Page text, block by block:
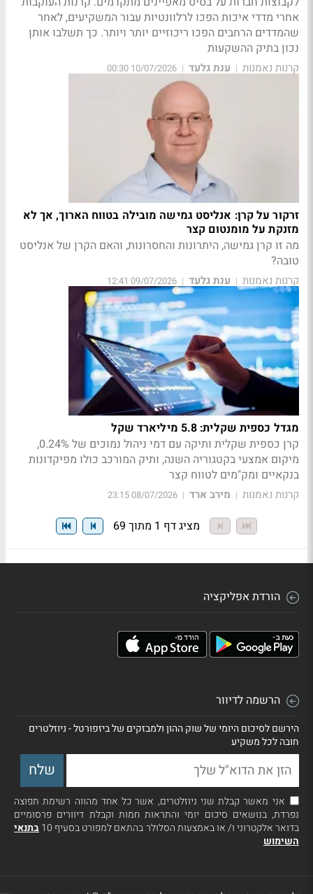
אחרי מדדי איכות הפכו לרלוונטיות עבור המשקיעים, לאחר
שהמדדים הרחבים הפכו ריכוזיים יותר ויותר. כך תשלבו אותן
נכון בתיק ההשקעות
קרנות נאמנות | ענת גלעד |
10/07/2026 00:30
זרקור על קרן: אנליסט גמישה מובילה בטווח הארוך, אך לא
מזנקת על מומנטום קצר
מה זו קרן גמישה, היתרונות והחסרונות, והאם הקרן של אנליסט
טובה?
קרנות נאמנות | ענת גלעד |
09/07/2026 12:41
מגדל כספית שקלית: 5.8 מיליארד שקל
קרן כספית שקלית ותיקה עם דמי ניהול נמוכים של 0.24%,
מיקום אמצעי בקטגוריה השנה, ותיק המורכב כולו מפיקדונות
בנקאיים ומק"מים לטווח קצר
קרנות נאמנות | מירב ארד |
08/07/2026 23:15
מציג דף 1 מתוך 69
הורדת אפליקציה
הרשמה לדיוור
הירשם לסיכום היומי של שוק ההון ולמבזקים של ביזפורטל - ניוזלטרים
חובה לכל משקיע
אני מאשר קבלת שני ניוזלטרים, אשר כל אחד מהווה רשימת תפוצה
נפרדת, בנושאים סיכום יומי והתראות חמות וקבלת דיוורים פרסומיים
בדואר אלקטרוני ו/ או באמצעות הסלולר בהתאם למפורט בסעיף 10
בתנאי
השימוש